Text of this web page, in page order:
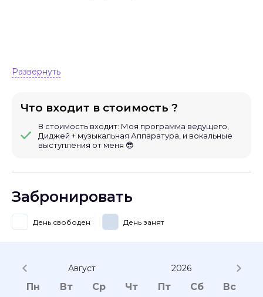
Развернуть
Что входит в стоимость ?
В стоимость входит: Моя программа ведущего,
Диджей + музыкальная Аппаратура, и вокальные
выступления от меня 😎
Забронировать
День свободен День занят
Август 2026
Пн Вт Ср Чт Пт Сб Вс